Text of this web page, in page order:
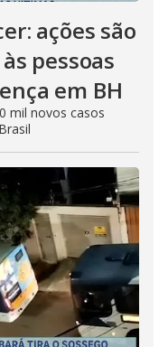
ações são
pessoas
em BH
mil novos casos